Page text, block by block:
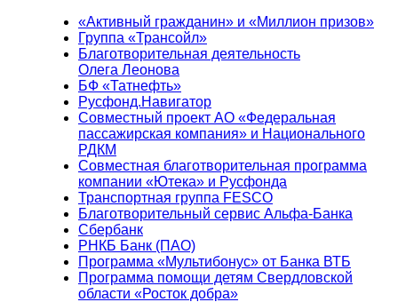
«Активный гражданин» и «Миллион призов»
Группа «Трансойл»
Благотворительная деятельность
Олега Леонова
БФ «Татнефть»
Русфонд.Навигатор
Совместный проект АО «Федеральная
пассажирская компания» и Национального
РДКМ
Совместная благотворительная программа
компании «Ютека» и Русфонда
Транспортная группа FESCO
Благотворительный сервис Альфа-Банка
Сбербанк
РНКБ Банк (ПАО)
Программа «Мультибонус» от Банка ВТБ
Программа помощи детям Свердловской
области «Росток добра»